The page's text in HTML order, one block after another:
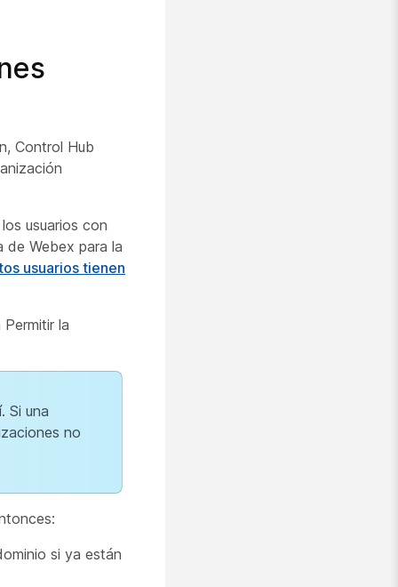
Control Hub
usuarios con
de Webex para la
usuarios tienen
la
Si una
no
si ya están